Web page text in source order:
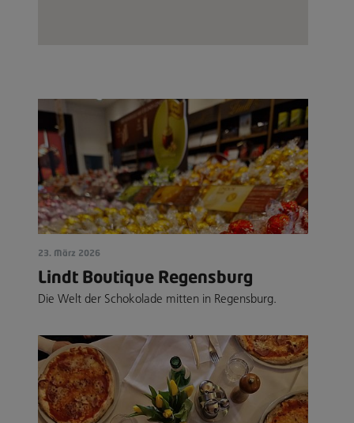
23. März 2026
Lindt Boutique Regensburg
Die Welt der Schokolade mitten in Regensburg.